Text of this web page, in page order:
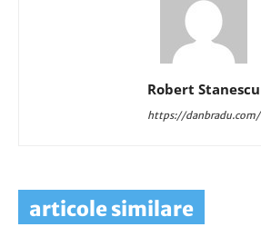
Robert Stanescu
https://danbradu.com/
articole similare